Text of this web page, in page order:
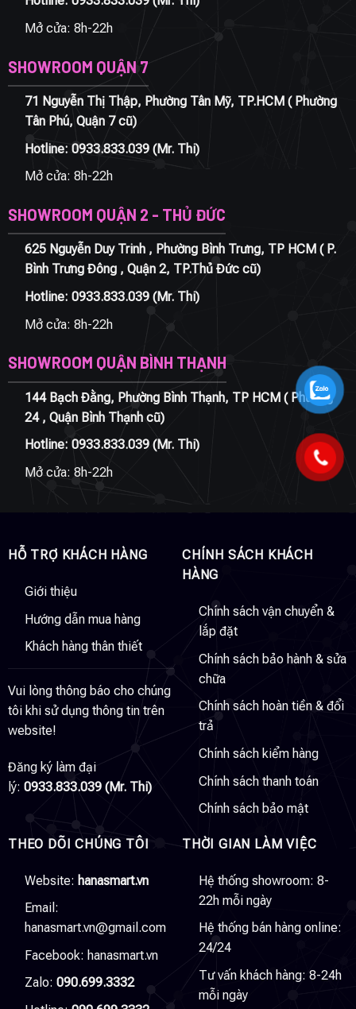
Mở cửa: 8h-22h
SHOWROOM QUẬN 7
71 Nguyễn Thị Thập, Phường Tân Mỹ, TP.HCM ( Phường
Tân Phú, Quận 7 cũ)
Hotline: 0933.833.039(Mr. Thi)
Mở cửa: 8h-22h
SHOWROOM QUẬN 2 - THỦ ĐỨC
625 Nguyễn Duy Trinh , Phường Bình Trưng, TP HCM ( P.
Bình Trưng Đông , Quận 2, TP.Thủ Đức cũ)
Hotline: 0933.833.039(Mr. Thi)
Mở cửa: 8h-22h
SHOWROOM QUẬN BÌNH THẠNH
144 Bạch Đằng, Phường Bình Thạnh, TP HCM ( Phường
24 , Quận Bình Thạnh cũ)
Hotline: 0933.833.039(Mr. Thi)
Mở cửa: 8h-22h
HỖ TRỢ KHÁCH HÀNG
Giới thiệu
Hướng dẫn mua hàng
Khách hàng thân thiết
Vui lòng thông báo cho chúng
tôi khi sử dụng thông tin trên
website!
Đăng ký làm đại
lý: 0933.833.039 (Mr. Thi)
CHÍNH SÁCH KHÁCH
HÀNG
Chính sách vận chuyển &
lắp đặt
Chính sách bảo hành & sửa
chữa
Chính sách hoàn tiền & đổi
trả
Chính sách kiểm hàng
Chính sách thanh toán
Chính sách bảo mật
THEO DÕI CHÚNG TÔI
Website: hanasmart.vn
Email:
hanasmart.vn@gmail.com
Facebook: hanasmart.vn
Zalo: 090.699.3332
THỜI GIAN LÀM VIỆC
Hệ thống showroom: 8-
22h mỗi ngày
Hệ thống bán hàng online:
24/24
Tư vấn khách hàng: 8-24h
mỗi ngày